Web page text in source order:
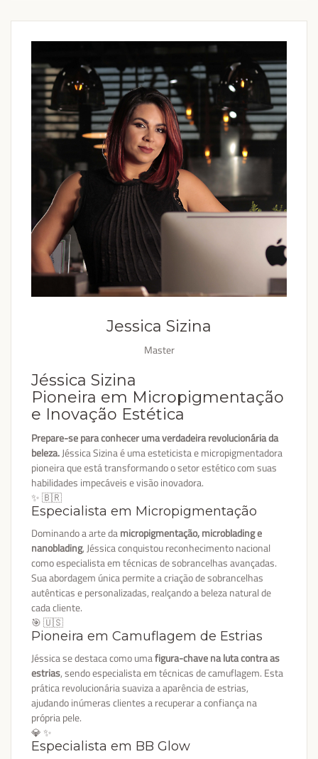
Jessica Sizina
Master
Jéssica Sizina
Pioneira em Micropigmentação
e Inovação Estética
Prepare-se para conhecer uma verdadeira revolucionária da
beleza.Jéssica Sizina é uma esteticista e micropigmentadora
pioneira que está transformando o setor estético com suas
habilidades impecáveis e visão inovadora.
✨ 🇧🇷
Especialista em Micropigmentação
Dominando a arte damicropigmentação, microblading e
nanoblading, Jéssica conquistou reconhecimento nacional
como especialista em técnicas de sobrancelhas avançadas.
Sua abordagem única permite a criação de sobrancelhas
autênticas e personalizadas, realçando a beleza natural de
cada cliente.
🎯 🇺🇸
Pioneira em Camuflagem de Estrias
Jéssica se destaca como umafigura-chave na luta contra as
estrias, sendo especialista em técnicas de camuflagem. Esta
prática revolucionária suaviza a aparência de estrias,
ajudando inúmeras clientes a recuperar a confiança na
própria pele.
💎 ✨
Especialista em BB Glow